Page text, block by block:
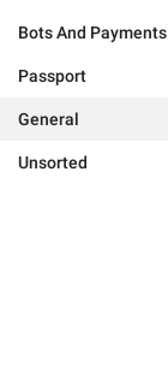
Bots And Payments
Passport
General
Unsorted